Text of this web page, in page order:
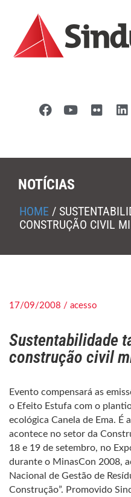
NOTÍCIAS
HOME /
CONSTRUÇÃO CIVIL
17/09/2008 / acesso
Sustentabilidade
construção civil
Evento compensará as
o Efeito Estufa com o
ecológica Canela de Ema. É
acontece no setor da
18 e 19 de setembro, no
durante o MinasCon 2008,
Nacional de Gestão de
Construção”. Promovido